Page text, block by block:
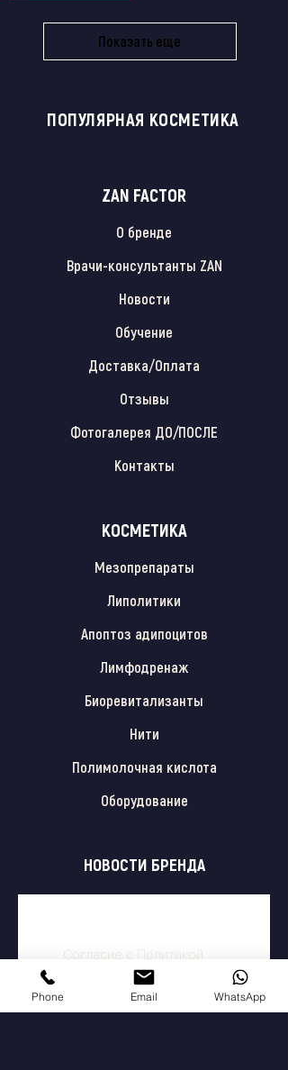
Показать еще
ПОПУЛЯРНАЯ КОСМЕТИКА
ZAN FACTOR
О бренде
Врачи-консультанты ZAN
Новости
Обучение
Доставка/Оплата
Отзывы
Фотогалерея ДО/ПОСЛЕ
Контакты
КОСМЕТИКА
Мезопрепараты
Липолитики
Апоптоз адипоцитов
Лимфодренаж
Биоревитализанты
Нити
Полимолочная кислота
Оборудование
НОВОСТИ БРЕНДА
Согласие с
Политикой
конфиденциальности
Подписаться
Phone Email WhatsApp